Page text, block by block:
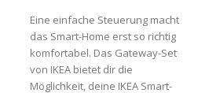
Eine einfache Steuerung macht
das Smart-Home erst so richtig
komfortabel. Das Gateway-Set
von IKEA bietet dir die
Möglichkeit, deine IKEA Smart-